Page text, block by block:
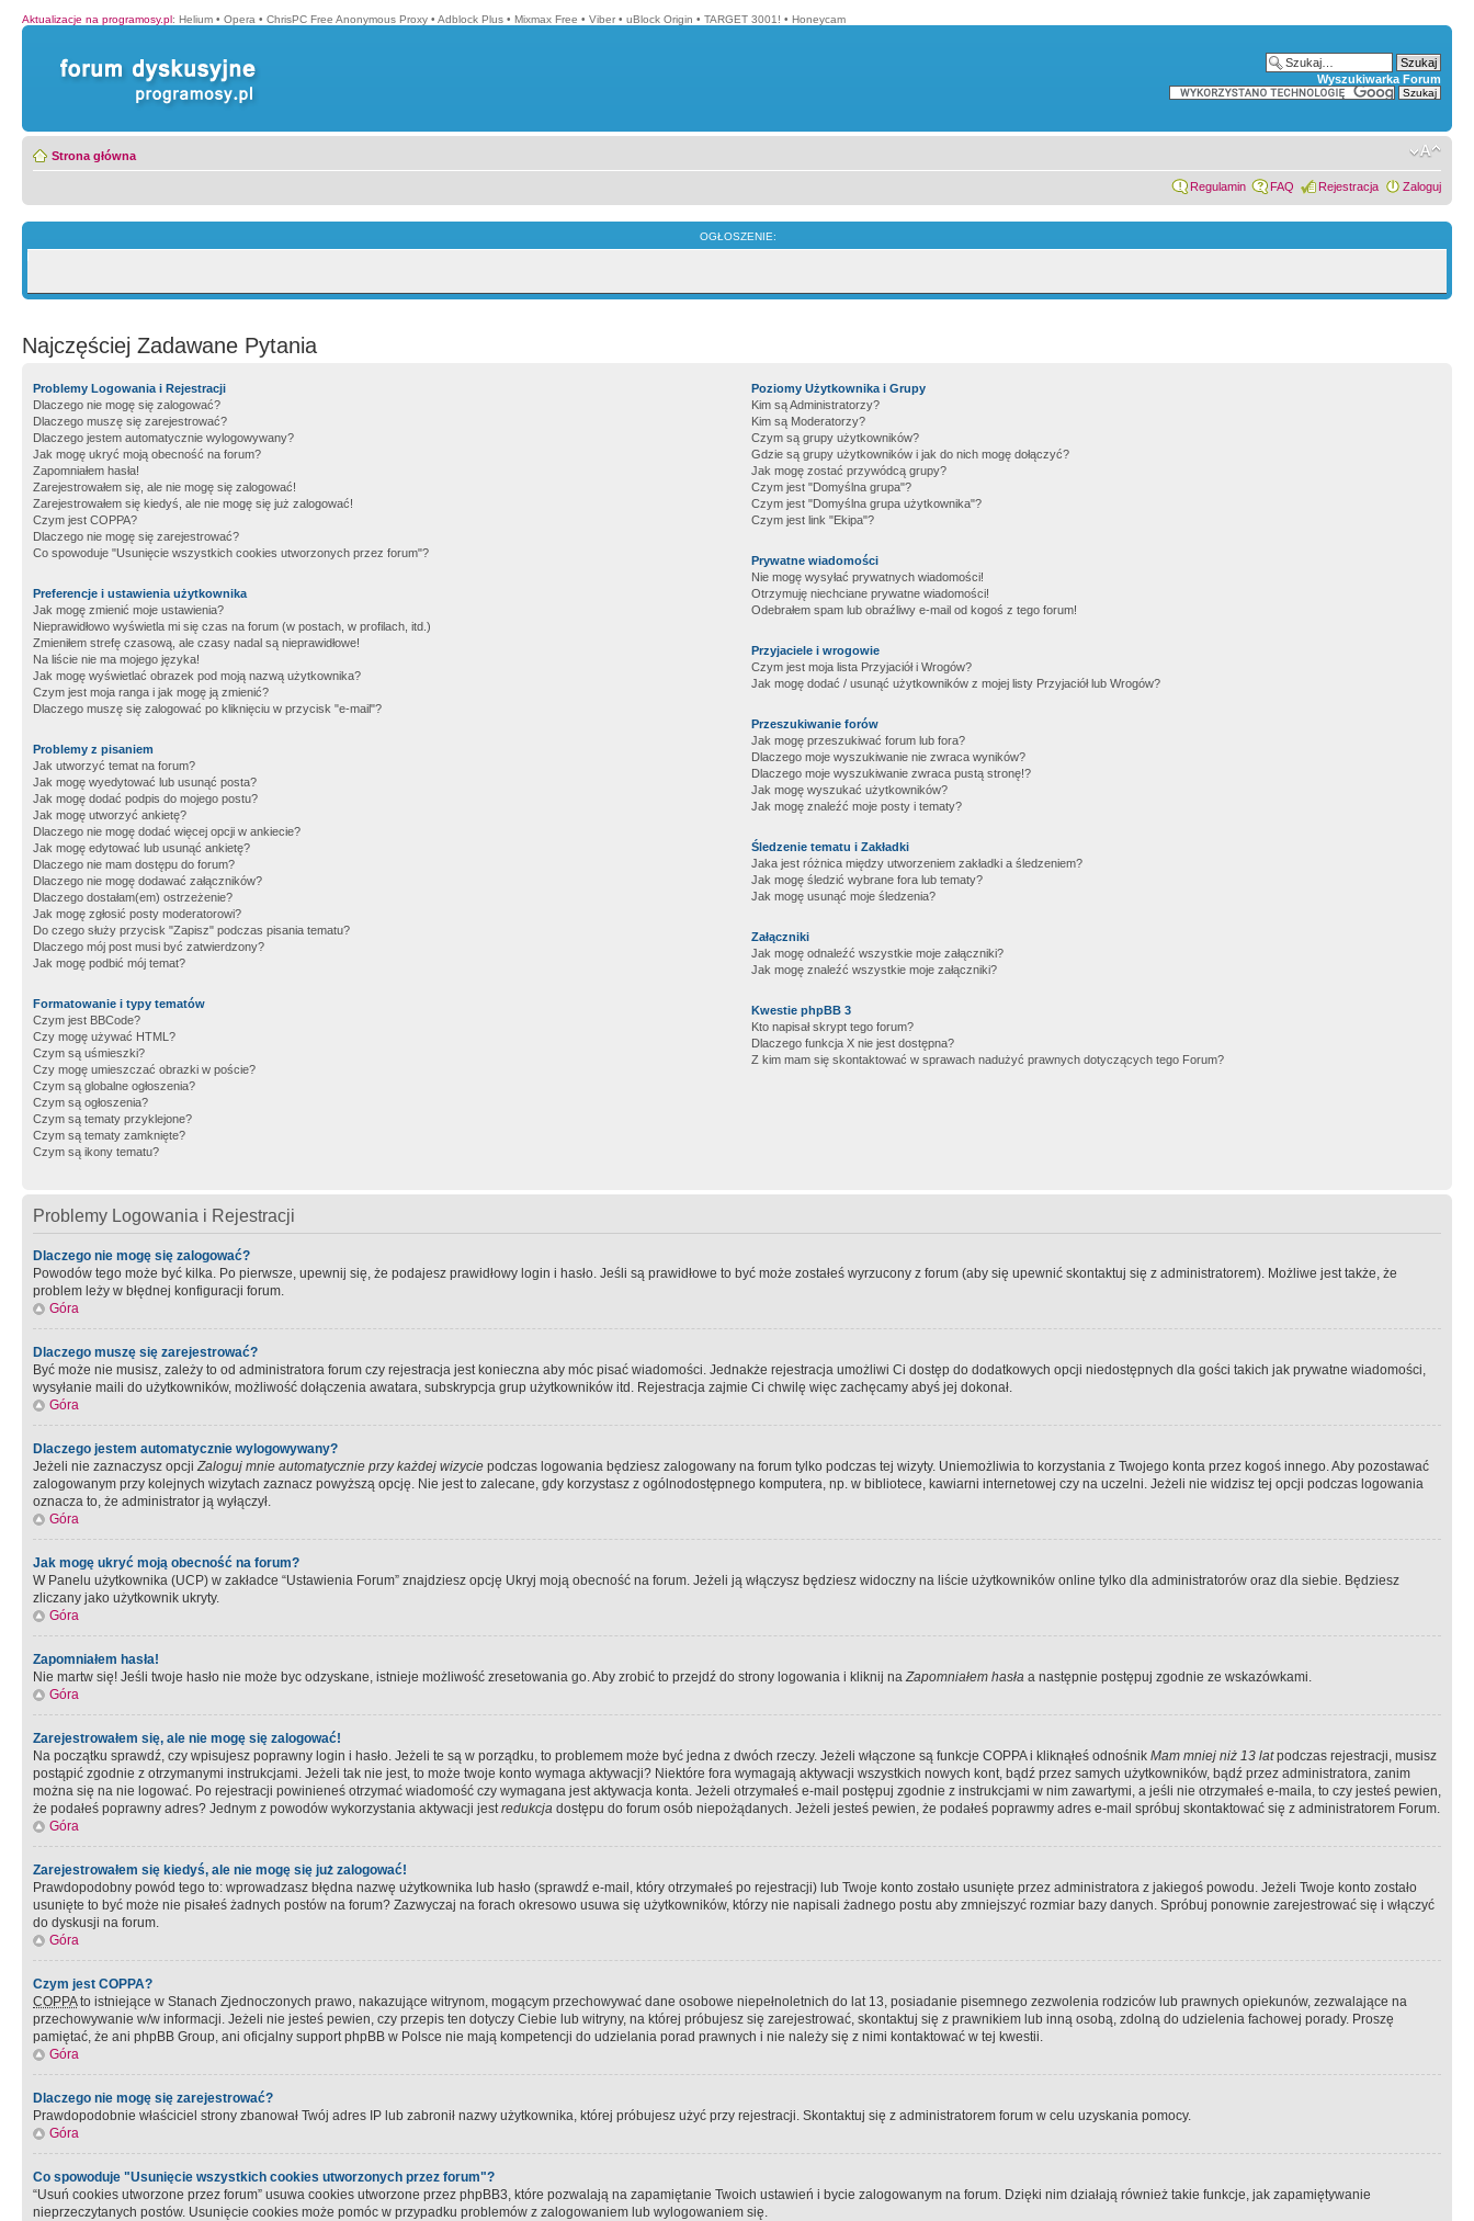
Aktualizacje na programosy.pl: Helium • Opera • ChrisPC Free Anonymous Proxy • Adblock Plus • Mixmax Free • Viber • uBlock Origin • TARGET 3001! • Honeycam
Wyszukiwarka Forum
Strona główna
Regulamin FAQ Rejestracja Zaloguj
OGŁOSZENIE:
Najczęściej Zadawane Pytania
Problemy Logowania i Rejestracji
Dlaczego nie mogę się zalogować?
Dlaczego muszę się zarejestrować?
Dlaczego jestem automatycznie wylogowywany?
Jak mogę ukryć moją obecność na forum?
Zapomniałem hasła!
Zarejestrowałem się, ale nie mogę się zalogować!
Zarejestrowałem się kiedyś, ale nie mogę się już zalogować!
Czym jest COPPA?
Dlaczego nie mogę się zarejestrować?
Co spowoduje "Usunięcie wszystkich cookies utworzonych przez forum"?
Preferencje i ustawienia użytkownika
Jak mogę zmienić moje ustawienia?
Nieprawidłowo wyświetla mi się czas na forum (w postach, w profilach, itd.)
Zmieniłem strefę czasową, ale czasy nadal są nieprawidłowe!
Na liście nie ma mojego języka!
Jak mogę wyświetlać obrazek pod moją nazwą użytkownika?
Czym jest moja ranga i jak mogę ją zmienić?
Dlaczego muszę się zalogować po kliknięciu w przycisk "e-mail"?
Problemy z pisaniem
Jak utworzyć temat na forum?
Jak mogę wyedytować lub usunąć posta?
Jak mogę dodać podpis do mojego postu?
Jak mogę utworzyć ankietę?
Dlaczego nie mogę dodać więcej opcji w ankiecie?
Jak mogę edytować lub usunąć ankietę?
Dlaczego nie mam dostępu do forum?
Dlaczego nie mogę dodawać załączników?
Dlaczego dostałam(em) ostrzeżenie?
Jak mogę zgłosić posty moderatorowi?
Do czego służy przycisk "Zapisz" podczas pisania tematu?
Dlaczego mój post musi być zatwierdzony?
Jak mogę podbić mój temat?
Formatowanie i typy tematów
Czym jest BBCode?
Czy mogę używać HTML?
Czym są uśmieszki?
Czy mogę umieszczać obrazki w poście?
Czym są globalne ogłoszenia?
Czym są ogłoszenia?
Czym są tematy przyklejone?
Czym są tematy zamknięte?
Czym są ikony tematu?
Poziomy Użytkownika i Grupy
Kim są Administratorzy?
Kim są Moderatorzy?
Czym są grupy użytkowników?
Gdzie są grupy użytkowników i jak do nich mogę dołączyć?
Jak mogę zostać przywódcą grupy?
Czym jest "Domyślna grupa"?
Czym jest "Domyślna grupa użytkownika"?
Czym jest link "Ekipa"?
Prywatne wiadomości
Nie mogę wysyłać prywatnych wiadomości!
Otrzymuję niechciane prywatne wiadomości!
Odebrałem spam lub obraźliwy e-mail od kogoś z tego forum!
Przyjaciele i wrogowie
Czym jest moja lista Przyjaciół i Wrogów?
Jak mogę dodać / usunąć użytkowników z mojej listy Przyjaciół lub Wrogów?
Przeszukiwanie forów
Jak mogę przeszukiwać forum lub fora?
Dlaczego moje wyszukiwanie nie zwraca wyników?
Dlaczego moje wyszukiwanie zwraca pustą stronę!?
Jak mogę wyszukać użytkowników?
Jak mogę znaleźć moje posty i tematy?
Śledzenie tematu i Zakładki
Jaka jest różnica między utworzeniem zakładki a śledzeniem?
Jak mogę śledzić wybrane fora lub tematy?
Jak mogę usunąć moje śledzenia?
Załączniki
Jak mogę odnaleźć wszystkie moje załączniki?
Jak mogę znaleźć wszystkie moje załączniki?
Kwestie phpBB 3
Kto napisał skrypt tego forum?
Dlaczego funkcja X nie jest dostępna?
Z kim mam się skontaktować w sprawach nadużyć prawnych dotyczących tego Forum?
Problemy Logowania i Rejestracji
Dlaczego nie mogę się zalogować?
Powodów tego może być kilka. Po pierwsze, upewnij się, że podajesz prawidłowy login i hasło. Jeśli są prawidłowe to być może zostałeś wyrzucony z forum (aby się upewnić skontaktuj się z administratorem). Możliwe jest także, że
problem leży w błędnej konfiguracji forum.
Góra
Dlaczego muszę się zarejestrować?
Być może nie musisz, zależy to od administratora forum czy rejestracja jest konieczna aby móc pisać wiadomości. Jednakże rejestracja umożliwi Ci dostęp do dodatkowych opcji niedostępnych dla gości takich jak prywatne wiadomości,
wysyłanie maili do użytkowników, możliwość dołączenia awatara, subskrypcja grup użytkowników itd. Rejestracja zajmie Ci chwilę więc zachęcamy abyś jej dokonał.
Góra
Dlaczego jestem automatycznie wylogowywany?
Jeżeli nie zaznaczysz opcjiZaloguj mnie automatycznie przy każdej wizycie podczas logowania będziesz zalogowany na forum tylko podczas tej wizyty. Uniemożliwia to korzystania z Twojego konta przez kogoś innego. Aby pozostawać
zalogowanym przy kolejnych wizytach zaznacz powyższą opcję. Nie jest to zalecane, gdy korzystasz z ogólnodostępnego komputera, np. w bibliotece, kawiarni internetowej czy na uczelni. Jeżeli nie widzisz tej opcji podczas logowania
oznacza to, że administrator ją wyłączył.
Góra
Jak mogę ukryć moją obecność na forum?
W Panelu użytkownika (UCP) w zakładce “Ustawienia Forum” znajdziesz opcję Ukryj moją obecność na forum. Jeżeli ją włączysz będziesz widoczny na liście użytkowników online tylko dla administratorów oraz dla siebie. Będziesz
zliczany jako użytkownik ukryty.
Góra
Zapomniałem hasła!
Nie martw się! Jeśli twoje hasło nie może byc odzyskane, istnieje możliwość zresetowania go. Aby zrobić to przejdź do strony logowania i kliknij naZapomniałem hasła a następnie postępuj zgodnie ze wskazówkami.
Góra
Zarejestrowałem się, ale nie mogę się zalogować!
Na początku sprawdź, czy wpisujesz poprawny login i hasło. Jeżeli te są w porządku, to problemem może być jedna z dwóch rzeczy. Jeżeli włączone są funkcje COPPA i kliknąłeś odnośnik Mam mniej niż 13 latpodczas rejestracji, musisz
postąpić zgodnie z otrzymanymi instrukcjami. Jeżeli tak nie jest, to może twoje konto wymaga aktywacji? Niektóre fora wymagają aktywacji wszystkich nowych kont, bądź przez samych użytkowników, bądź przez administratora, zanim
można się na nie logować. Po rejestracji powinieneś otrzymać wiadomość czy wymagana jest aktywacja konta. Jeżeli otrzymałeś e-mail postępuj zgodnie z instrukcjami w nim zawartymi, a jeśli nie otrzymałeś e-maila, to czy jesteś pewien,
że podałeś poprawny adres? Jednym z powodów wykorzystania aktywacji jestredukcja dostępu do forum osób niepożądanych. Jeżeli jesteś pewien, że podałeś poprawmy adres e-mail spróbuj skontaktować się z administratorem Forum.
Góra
Zarejestrowałem się kiedyś, ale nie mogę się już zalogować!
Prawdopodobny powód tego to: wprowadzasz błędna nazwę użytkownika lub hasło (sprawdź e-mail, który otrzymałeś po rejestracji) lub Twoje konto zostało usunięte przez administratora z jakiegoś powodu. Jeżeli Twoje konto zostało
usunięte to być może nie pisałeś żadnych postów na forum? Zazwyczaj na forach okresowo usuwa się użytkowników, którzy nie napisali żadnego postu aby zmniejszyć rozmiar bazy danych. Spróbuj ponownie zarejestrować się i włączyć
do dyskusji na forum.
Góra
Czym jest COPPA?
COPPAto istniejące w Stanach Zjednoczonych prawo, nakazujące witrynom, mogącym przechowywać dane osobowe niepełnoletnich do lat 13, posiadanie pisemnego zezwolenia rodziców lub prawnych opiekunów, zezwalające na
przechowywanie w/w informacji. Jeżeli nie jesteś pewien, czy przepis ten dotyczy Ciebie lub witryny, na której próbujesz się zarejestrować, skontaktuj się z prawnikiem lub inną osobą, zdolną do udzielenia fachowej porady. Proszę
pamiętać, że ani phpBB Group, ani oficjalny support phpBB w Polsce nie mają kompetencji do udzielania porad prawnych i nie należy się z nimi kontaktować w tej kwestii.
Góra
Dlaczego nie mogę się zarejestrować?
Prawdopodobnie właściciel strony zbanował Twój adres IP lub zabronił nazwy użytkownika, której próbujesz użyć przy rejestracji. Skontaktuj się z administratorem forum w celu uzyskania pomocy.
Góra
Co spowoduje "Usunięcie wszystkich cookies utworzonych przez forum"?
“Usuń cookies utworzone przez forum” usuwa cookies utworzone przez phpBB3, które pozwalają na zapamiętanie Twoich ustawień i bycie zalogowanym na forum. Dzięki nim działają również takie funkcje, jak zapamiętywanie
nieprzeczytanych postów. Usunięcie cookies może pomóc w przypadku problemów z zalogowaniem lub wylogowaniem się.